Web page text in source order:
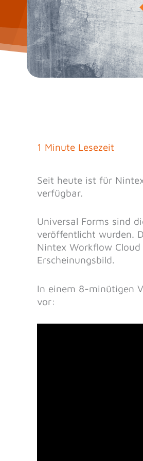
1 Minute Lesezeit
Seit heute ist für
verfügbar.
Universal Forms sind
veröffentlicht wurden.
Nintex Workflow
Erscheinungsbild.
In einem 8-minütigen
vor: